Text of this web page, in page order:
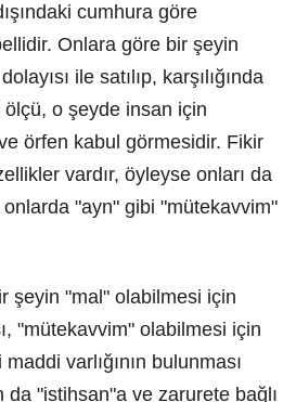
cumhura göre
Onlara göre bir şeyin
ile satılıp, karşılığında
ölçü, o şeyde insan için
örfen kabul görmesidir. Fikir
vardır, öyleyse onları da
"ayn" gibi "mütekavvim"
şeyin "mal" olabilmesi için
"mütekavvim" olabilmesi için
varlığının bulunması
da "istihsan"a ve zarurete bağlı